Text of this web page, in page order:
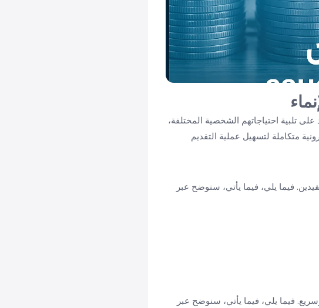
تلبية احتياجاتهم الشخصية المختلفة،
متكاملة لتسهيل عملية التقديم
فيما يلي، فيما يأتي، سنوضح عبر
فيما يلي، فيما يأتي، سنوضح عبر